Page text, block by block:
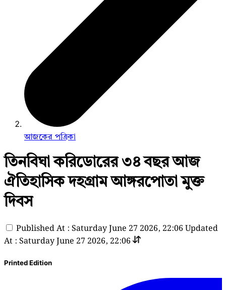
আজকের পত্রিকা
তিনবিঘা করিডোরের ৩৪ বছর আজ
ঐতিহাসিক দহগ্রাম আঙ্গরপোতা মুক্ত
দিবস
Published At : Saturday June 27 2026, 22:06 Updated
At : Saturday June 27 2026, 22:06
Printed Edition